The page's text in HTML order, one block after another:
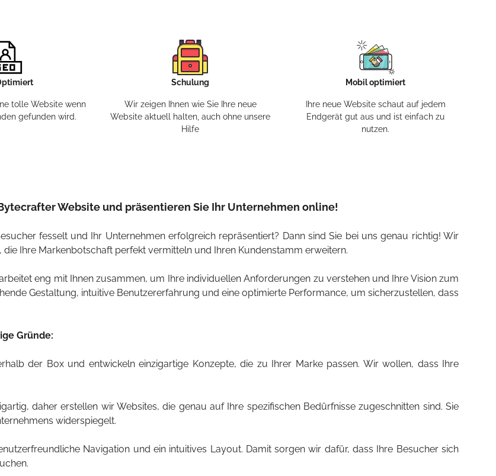
tolle Website wenn
gefunden wird.
Schulung
Wir zeigen Ihnen wie Sie Ihre neue
Website aktuell halten, auch ohne unsere
Hilfe
Mobil optimiert
Ihre neue Website schaut auf jedem
Endgerät gut aus und ist einfach zu
nutzen.
Website und präsentieren Sie Ihr Unternehmen online!
fesselt und Ihr Unternehmen erfolgreich repräsentiert? Dann sind Sie bei uns genau richtig! Wir
Ihre Markenbotschaft perfekt vermitteln und Ihren Kundenstamm erweitern.
eng mit Ihnen zusammen, um Ihre individuellen Anforderungen zu verstehen und Ihre Vision zum
Gestaltung, intuitive Benutzererfahrung und eine optimierte Performance, um sicherzustellen, dass
Gründe:
der Box und entwickeln einzigartige Konzepte, die zu Ihrer Marke passen. Wir wollen, dass Ihre
daher erstellen wir Websites, die genau auf Ihre spezifischen Bedürfnisse zugeschnitten sind. Sie
widerspiegelt.
Navigation und ein intuitives Layout. Damit sorgen wir dafür, dass Ihre Besucher sich